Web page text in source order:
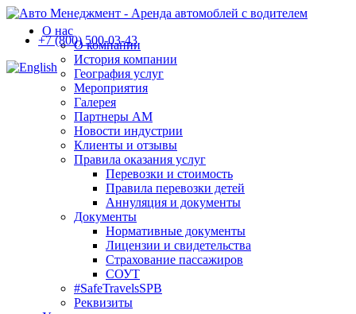
+7 (800) 500-03-43
О нас
О компании
История компании
География услуг
Мероприятия
Галерея
Партнеры АМ
Новости индустрии
Клиенты и отзывы
Правила оказания услуг
Перевозки и стоимость
Правила перевозки детей
Аннуляция и документы
Документы
Нормативные документы
Лицензии и свидетельства
Страхование пассажиров
СОУТ
#SafeTravelsSPB
Реквизиты